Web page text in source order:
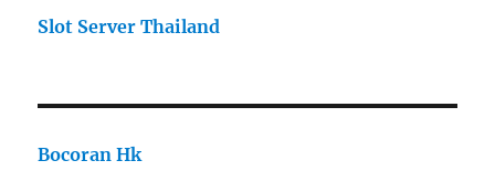
Slot Server Thailand
Bocoran Hk